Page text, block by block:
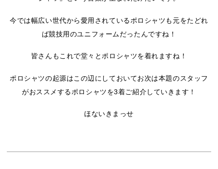
今では幅広い世代から愛用されているポロシャツも元をたどれ
ば競技用のユニフォームだったんですね！
皆さんもこれで堂々とポロシャツを着れますね！
ポロシャツの起源はこの辺にしておいてお次は本題のスタッフ
がおススメするポロシャツを3着ご紹介していきます！
ほないきまっせ